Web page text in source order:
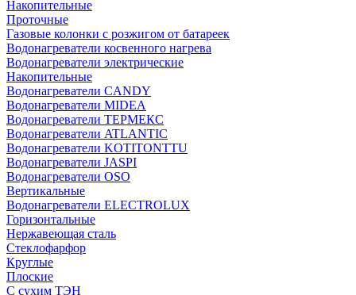
Накопительные
Проточные
Газовые колонки с розжигом от батареек
Водонагреватели косвенного нагрева
Водонагреватели электрические
Накопительные
Водонагреватели CANDY
Водонагреватели MIDEA
Водонагреватели ТЕРМЕКС
Водонагреватели ATLANTIC
Водонагреватели KOTITONTTU
Водонагреватели JASPI
Водонагреватели OSO
Вертикальные
Водонагреватели ELECTROLUX
Горизонтальные
Нержавеющая сталь
Стеклофарфор
Круглые
Плоские
С сухим ТЭН